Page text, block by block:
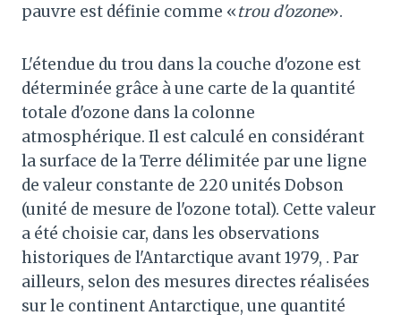
pauvre est définie comme «trou d'ozone».
L'étendue du trou dans la couche d'ozone est
déterminée grâce à une carte de la quantité
totale d'ozone dans la colonne
atmosphérique. Il est calculé en considérant
la surface de la Terre délimitée par une ligne
de valeur constante de 220 unités Dobson
(unité de mesure de l'ozone total). Cette valeur
a été choisie car, dans les observations
historiques de l'Antarctique avant 1979, . Par
ailleurs, selon des mesures directes réalisées
sur le continent Antarctique, une quantité